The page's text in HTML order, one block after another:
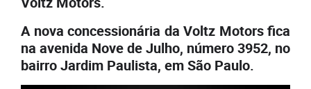
A nova concessionária da Voltz Motors fica
na avenida Nove de Julho, número 3952, no
bairro Jardim Paulista, em São Paulo.